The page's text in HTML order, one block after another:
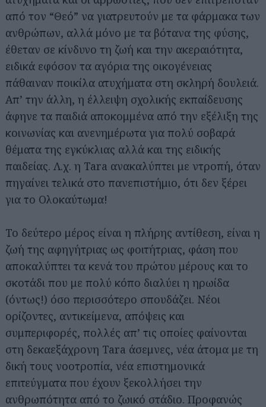
από τον “Θεό” να γιατρευτούν με τα φάρμακα των
ανθρώπων, αλλά μόνο με τα βότανα της φύσης,
έθεταν σε κίνδυνο τη ζωή και την ακεραιότητα,
ειδικά εφόσον τα αγόρια της οικογένειας
πάθαιναν ποικίλα ατυχήματα στη σκληρή δουλειά.
Απ’ την άλλη, η έλλειψη σχολικής εκπαίδευσης
άφηνε τα παιδιά αποκομμένα από την εξέλιξη της
κοινωνίας και ανενημέρωτα για πολύ σοβαρά
θέματα της εγκύκλιας αλλά και της ειδικής
παιδείας. Λ.χ. η Tara ανακαλύπτει με ντροπή, όταν
πηγαίνει τελικά στο πανεπιστήμιο, ότι δεν ξέρει
για το Ολοκαύτωμα!
Το δεύτερο μέρος είναι η πλήρης αντίθεση, είναι η
ζωή της αφηγήτριας ως φοιτήτριας, φάση που
αποκαλύπτει τα κενά του πρώτου μέρους και το
σκοτάδι που με πολύ κόπο διαλύει η ηρωίδα
(όντως!) όσο περισσότερο σπουδάζει. Νέοι
ορίζοντες, αντικείμενα, απόψεις και
συμπεριφορές, πολλές απ’ τις οποίες φαίνονται
στη δεκαεξάχρονη Tara άσεμνες, νέα άτομα με τη
δική τους νοοτροπία, νέα επιστημονικά
επιτεύγματα που έχουν ξεκολλήσει την
ανθρωπότητα από το ζωικό στάδιο. Προφανώς